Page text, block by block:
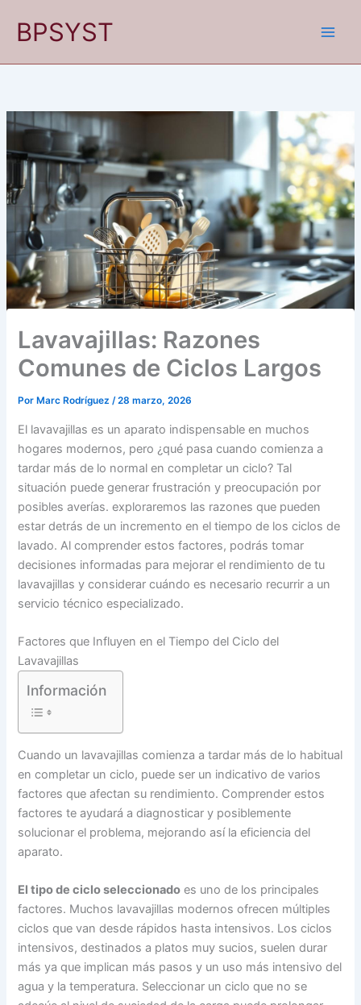
BPSYST
Lavavajillas: Razones
Comunes de Ciclos Largos
Por Marc Rodríguez/28 marzo, 2026
El lavavajillas es un aparato indispensable en muchos
hogares modernos, pero ¿qué pasa cuando comienza a
tardar más de lo normal en completar un ciclo? Tal
situación puede generar frustración y preocupación por
posibles averías. exploraremos las razones que pueden
estar detrás de un incremento en el tiempo de los ciclos de
lavado. Al comprender estos factores, podrás tomar
decisiones informadas para mejorar el rendimiento de tu
lavavajillas y considerar cuándo es necesario recurrir a un
servicio técnico especializado.
Factores que Influyen en el Tiempo del Ciclo del
Lavavajillas
Información
Cuando un lavavajillas comienza a tardar más de lo habitual
en completar un ciclo, puede ser un indicativo de varios
factores que afectan su rendimiento. Comprender estos
factores te ayudará a diagnosticar y posiblemente
solucionar el problema, mejorando así la eficiencia del
aparato.
El tipo de ciclo seleccionado es uno de los principales
factores. Muchos lavavajillas modernos ofrecen múltiples
ciclos que van desde rápidos hasta intensivos. Los ciclos
intensivos, destinados a platos muy sucios, suelen durar
más ya que implican más pasos y un uso más intensivo del
agua y la temperatura. Seleccionar un ciclo que no se